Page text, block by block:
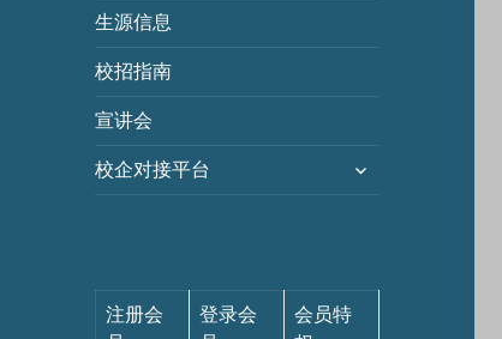
生源信息
校招指南
宣讲会
校企对接平台
注册会
登录会
会员特